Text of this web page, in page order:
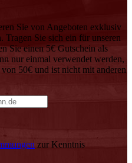
Sie von Angeboten exklusiv
Tragen Sie sich ein für unseren
Sie einen 5€ Gutschein als
nur einmal verwendet werden,
50€ und ist nicht mit anderen
zur Kenntnis